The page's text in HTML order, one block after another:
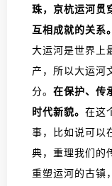
珠，京杭运河贯
互相成就的关系。
大运河是世界上
产，所以大运河
分。 在保护、传
时代新貌。 在这
事，比如说可以
典，重理我们的
重塑运河的古镇